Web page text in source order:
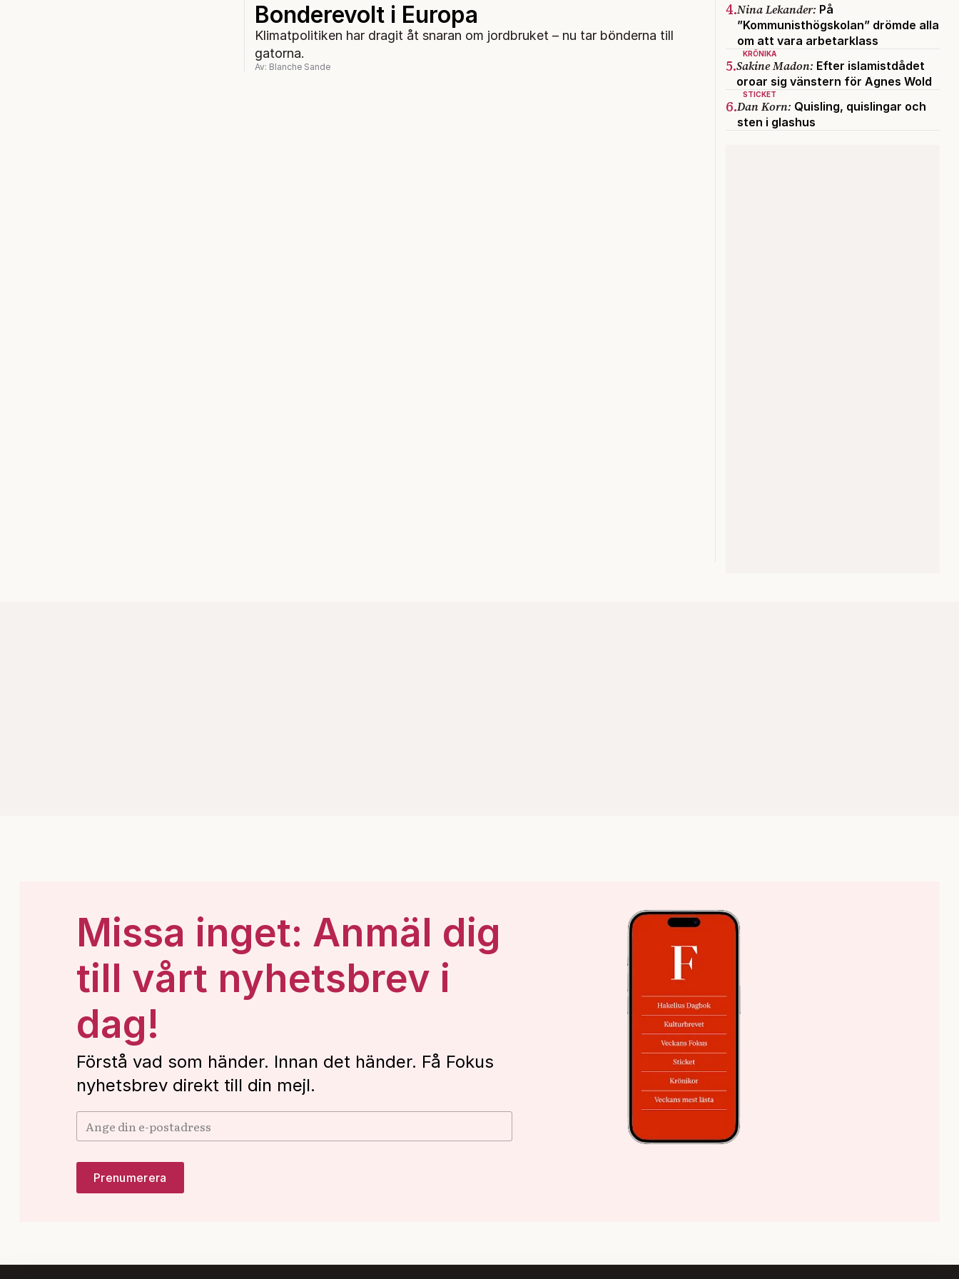
Bonderevolt i Europa
Klimatpolitiken har dragit åt snaran om jordbruket – nu tar bönderna till
gatorna.
Av: Blanche Sande
4.Nina Lekander: På
”Kommunisthögskolan” drömde alla
om att vara arbetarklass
KRÖNIKA
5.Sakine Madon: Efter islamistdådet
oroar sig vänstern för Agnes Wold
STICKET
6.Dan Korn: Quisling, quislingar och
sten i glashus
Missa inget: Anmäl dig
till vårt nyhetsbrev i
dag!
Förstå vad som händer. Innan det händer. Få Fokus
nyhetsbrev direkt till din mejl.